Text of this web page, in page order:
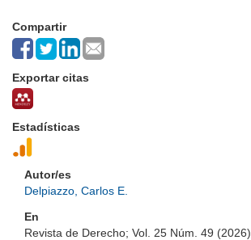
Compartir
Exportar citas
Estadísticas
Autor/es
Delpiazzo, Carlos E.
En
Revista de Derecho; Vol. 25 Núm. 49